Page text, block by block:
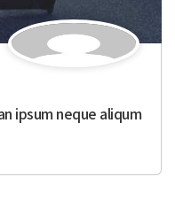
ipsum neque aliqum